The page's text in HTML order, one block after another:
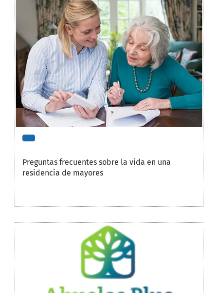
Preguntas frecuentes sobre la vida en una
residencia de mayores